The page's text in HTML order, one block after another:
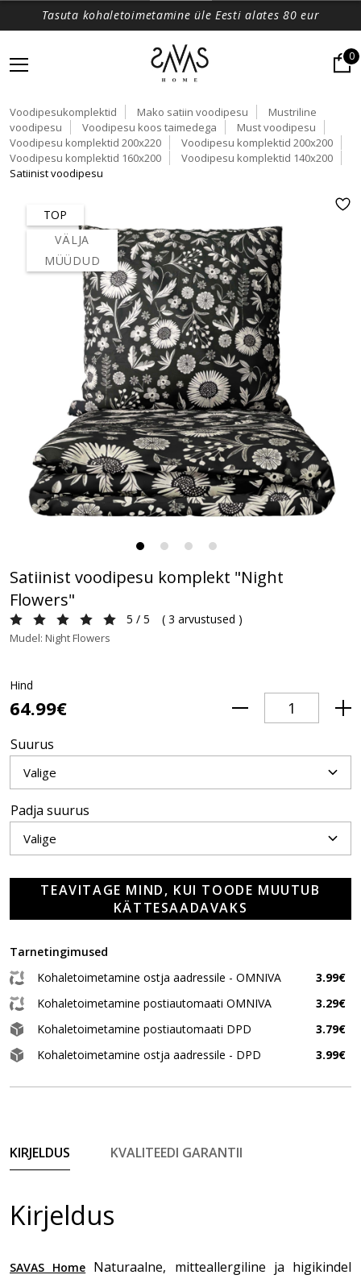
Tasuta kohaletoimetamine üle Eesti alates 80 eur
0
Voodipesukomplektid Mako satiin voodipesu
Mustriline
voodipesu
Voodipesu koos taimedega
Must voodipesu
Voodipesu komplektid 200x220
Voodipesu komplektid 200x200
Voodipesu komplektid 160x200
Voodipesu komplektid 140x200
Satiinist voodipesu
TOP
VÄLJA
MÜÜDUD
Satiinist voodipesu komplekt "Night
Flowers"
5 / 5 ( 3 arvustused )
Mudel: Night Flowers
Hind
64.99€
Suurus
Padja suurus
TEAVITAGE MIND, KUI TOODE MUUTUB
KÄTTESAADAVAKS
Tarnetingimused
Kohaletoimetamine ostja aadressile - OMNIVA
3.99€
Kohaletoimetamine postiautomaati OMNIVA
3.29€
Kohaletoimetamine postiautomaati DPD
3.79€
Kohaletoimetamine ostja aadressile - DPD
3.99€
KIRJELDUS KVALITEEDI GARANTII
Kirjeldus
SAVAS Home Naturaalne, mitteallergiline ja higikindel